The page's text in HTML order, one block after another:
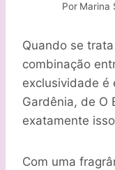
Por Marina
Quando se
combinação
exclusividade é
Gardênia, de O
exatamente
Com uma